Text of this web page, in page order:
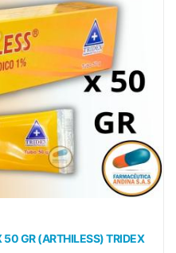
GR (ARTHILESS) TRIDEX